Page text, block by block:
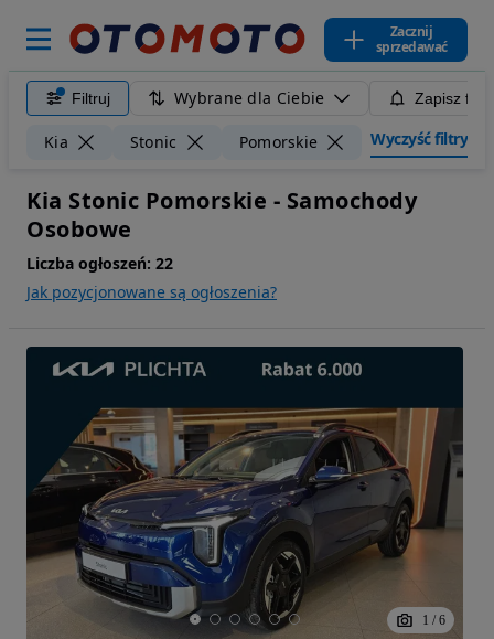
Zacznij
sprzedawać
Filtruj Wybrane dla Ciebie Zapisz
Kia Stonic Pomorskie Wyczyść filtry
Kia Stonic Pomorskie - Samochody
Osobowe
Liczba ogłoszeń: 22
Jak pozycjonowane są ogłoszenia?
1 / 6